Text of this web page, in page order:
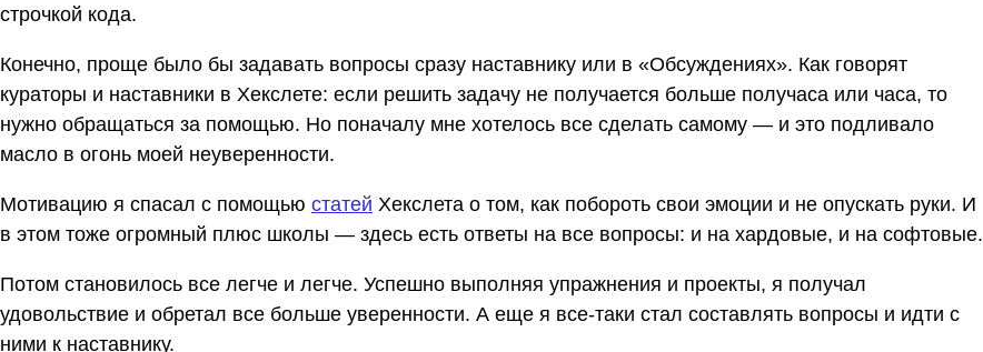
строчкой кода.
Конечно, проще было бы задавать вопросы сразу наставнику или в «Обсуждениях». Как говорят
кураторы и наставники в Хекслете: если решить задачу не получается больше получаса или часа, то
нужно обращаться за помощью. Но поначалу мне хотелось все сделать самому — и это подливало
масло в огонь моей неуверенности.
Мотивацию я спасал с помощью статей Хекслета о том, как побороть свои эмоции и не опускать руки. И
в этом тоже огромный плюс школы — здесь есть ответы на все вопросы: и на хардовые, и на софтовые.
Потом становилось все легче и легче. Успешно выполняя упражнения и проекты, я получал
удовольствие и обретал все больше уверенности. А еще я все-таки стал составлять вопросы и идти с
ними к наставнику.